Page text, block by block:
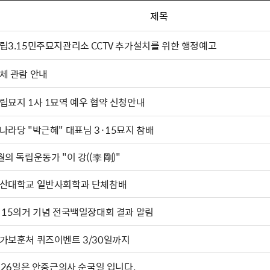
제목
3.15민주묘지관리소 CCTV 추가설치를 위한 행정예고
관람 안내
묘지 1사 1묘역 예우 협약 신청안내
라당 "박근혜" 대표님 3·15묘지 참배
4월의 독립운동가 "이 강((李 剛)"
대학교 일반사회학과 단체참배
의거 기념 전국백일장대회 결과 알림
보훈처 퀴즈이벤트 3/30일까지
일은 안중근의사 순국일 입니다.